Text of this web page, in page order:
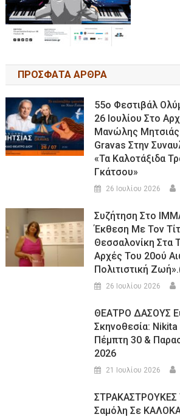
ΠΡΟΣΦΑΤΑ ΑΡΘΡΑ
55ο Φεστιβάλ
26 Ιουλίου Στο
Μανώλης
Gravas Στην
«τα Καλοτάξιδα
Γκάτσου»
26 Ιουλίου 2026
Συζήτηση Στο
Έκθεση Με Τον
Θεσσαλονίκη Στα
Αρχές Του 20ού
Πολιτιστική
26 Ιουλίου 2026
ΘΕΑΤΡΟ ΔΑΣΟΥΣ
Σκηνοθεσία:
Πέμπτη 30 &
2026
21 Ιουλίου 2026
ΣΤΡΑΚΑΣΤΡΟΥΚΕΣ
Σαμόλη Σε